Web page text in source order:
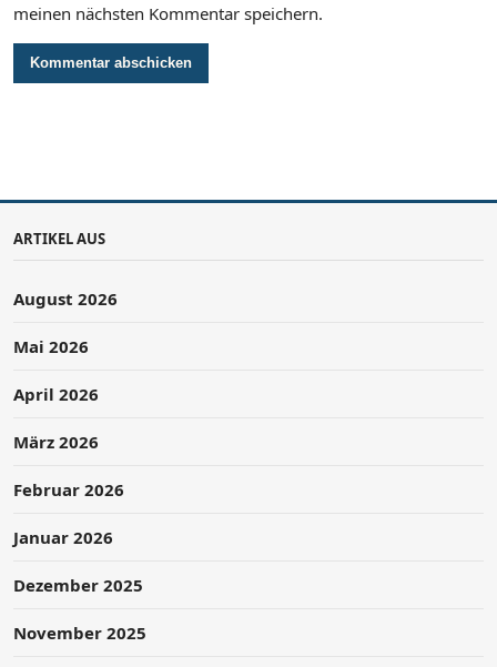
meinen nächsten Kommentar speichern.
ARTIKEL AUS
August 2026
Mai 2026
April 2026
März 2026
Februar 2026
Januar 2026
Dezember 2025
November 2025